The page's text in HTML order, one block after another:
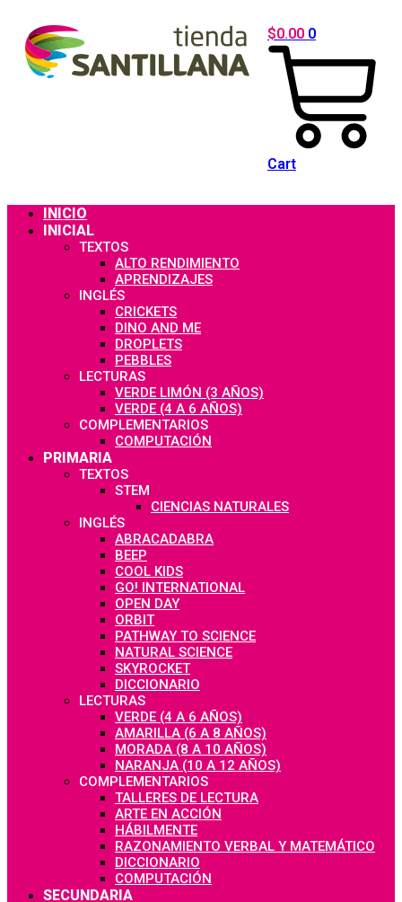
contenido
$0.00 0
Cart
INICIO
INICIAL
TEXTOS
ALTO RENDIMIENTO
APRENDIZAJES
INGLÉS
CRICKETS
DINO AND ME
DROPLETS
PEBBLES
LECTURAS
VERDE LIMÓN (3 AÑOS)
VERDE (4 A 6 AÑOS)
COMPLEMENTARIOS
COMPUTACIÓN
PRIMARIA
TEXTOS
STEM
CIENCIAS NATURALES
INGLÉS
ABRACADABRA
BEEP
COOL KIDS
GO! INTERNATIONAL
OPEN DAY
ORBIT
PATHWAY TO SCIENCE
NATURAL SCIENCE
SKYROCKET
DICCIONARIO
LECTURAS
VERDE (4 A 6 AÑOS)
AMARILLA (6 A 8 AÑOS)
MORADA (8 A 10 AÑOS)
NARANJA (10 A 12 AÑOS)
COMPLEMENTARIOS
TALLERES DE LECTURA
ARTE EN ACCIÓN
HÁBILMENTE
RAZONAMIENTO VERBAL Y MATEMÁTICO
DICCIONARIO
COMPUTACIÓN
SECUNDARIA